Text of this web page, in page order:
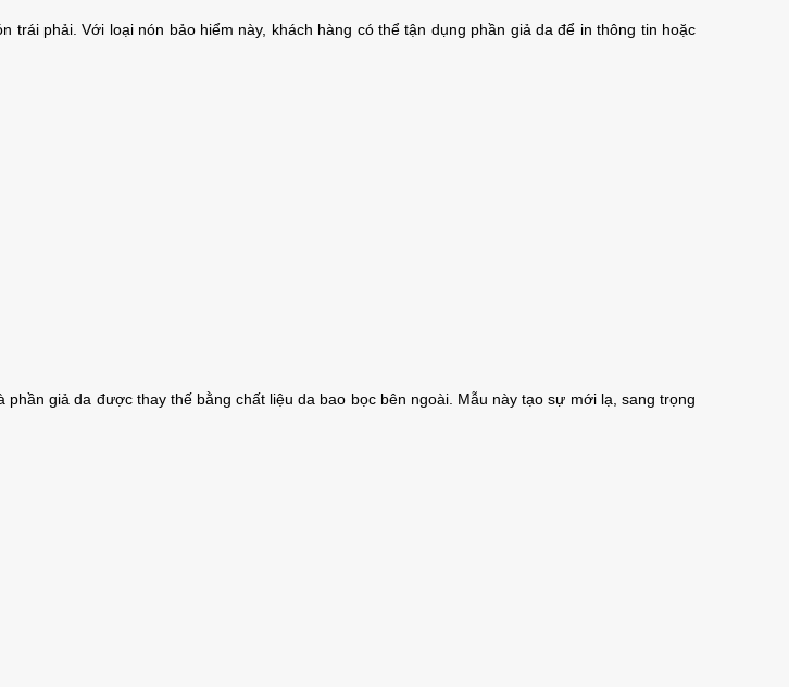
phải. Với loại nón bảo hiểm này, khách hàng có thể tận dụng phần giả da để in thông tin hoặc
giả da được thay thế bằng chất liệu da bao bọc bên ngoài. Mẫu này tạo sự mới lạ, sang trọng